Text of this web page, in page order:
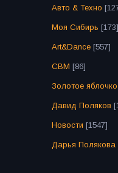
Авто & Техно
Моя Сибирь [173]
Art&Dance [557]
СВМ [86]
Золотое яблочко
Давид Поляков
Новости [1547]
Дарья Полякова